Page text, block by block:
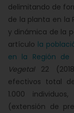
delimitando de
de la planta en la
y dinámica de la
artículo la
en la Región de
Vegetal22
efectivos total
1.000
(extensión de